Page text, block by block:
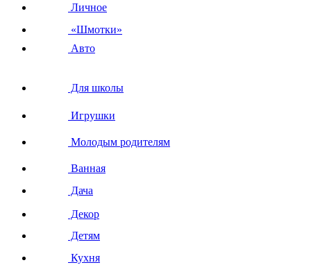
Личное
«Шмотки»
Авто
Для школы
Игрушки
Молодым родителям
Ванная
Дача
Декор
Детям
Кухня